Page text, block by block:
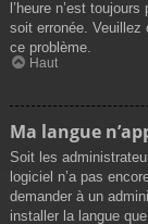
l’heure n’est
soit erronée. Veuillez
ce problème.
Haut
Ma langue
Soit les
logiciel n’a pas
demander à un
installer la langue